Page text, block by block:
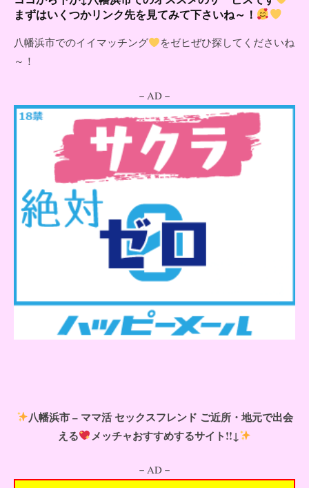
まずはいくつかリンク先を見てみて下さいね～！
八幡浜市でのイイマッチング
をゼヒぜひ探してくださいね
～！
－AD－
八幡浜市 – ママ活 セックスフレンド ご近所・地元で出会
える
メッチャおすすめするサイト!!↓
－AD－